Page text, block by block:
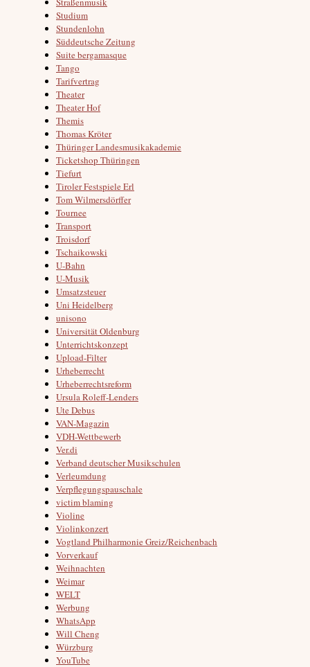
Studium
Stundenlohn
Süddeutsche Zeitung
Suite bergamasque
Tango
Tarifvertrag
Theater
Theater Hof
Themis
Thomas Kröter
Thüringer Landesmusikakademie
Ticketshop Thüringen
Tiefurt
Tiroler Festspiele Erl
Tom Wilmersdörffer
Tournee
Transport
Troisdorf
Tschaikowski
U-Bahn
U-Musik
Umsatzsteuer
Uni Heidelberg
unisono
Universität Oldenburg
Unterrichtskonzept
Upload-Filter
Urheberrecht
Urheberrechtsreform
Ursula Roleff-Lenders
Ute Debus
VAN-Magazin
VDH-Wettbewerb
Ver.di
Verband deutscher Musikschulen
Verleumdung
Verpflegungspauschale
victim blaming
Violine
Violinkonzert
Vogtland Philharmonie Greiz/Reichenbach
Vorverkauf
Weihnachten
Weimar
WELT
Werbung
WhatsApp
Will Cheng
Würzburg
YouTube